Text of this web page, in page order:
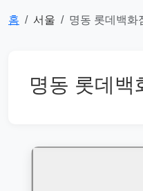
홈 서울 명동 롯데백화
명동 롯데백